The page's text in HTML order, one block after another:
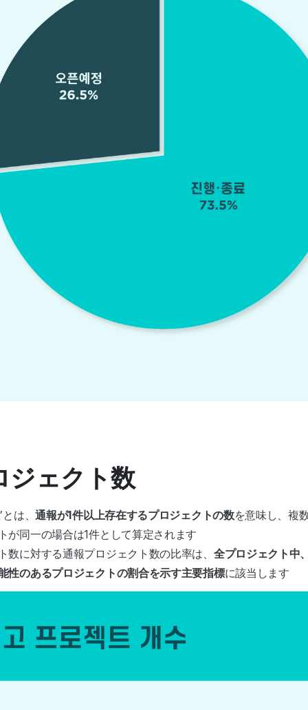
ジェクト数
とは、通報が1件以上存在するプロジェクトの数を意味し、複
が同一の場合は1件として算定されます
数に対する通報プロジェクト数の比率は、 全プロジェクト中
性のあるプロジェクトの割合を示す主要指標に該当します